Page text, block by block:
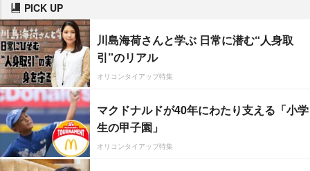
PICK UP
川島海荷さんと学ぶ 日常に潜む“人身取
引”のリアル
オリコンタイアップ特集
マクドナルドが40年にわたり支える「小学
生の甲子園」
オリコンタイアップ特集